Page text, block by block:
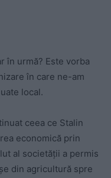
în urmă? Este vorba
în care ne-am
local.
ceea ce Stalin
economică prin
al societății a permis
din agricultură spre